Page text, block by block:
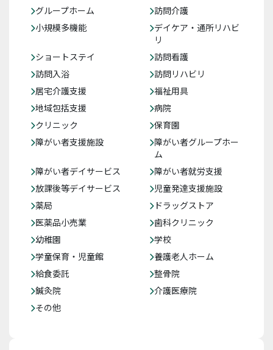
グループホーム
訪問介護
小規模多機能
デイケア・通所リハビ
リ
ショートステイ
訪問看護
訪問入浴
訪問リハビリ
居宅介護支援
福祉用具
地域包括支援
病院
クリニック
保育園
障がい者支援施設
障がい者グループホー
ム
障がい者デイサービス
障がい者就労支援
放課後等デイサービス
児童発達支援施設
薬局
ドラッグストア
医薬品小売業
歯科クリニック
幼稚園
学校
学童保育・児童館
養護老人ホーム
給食委託
整骨院
鍼灸院
介護医療院
その他